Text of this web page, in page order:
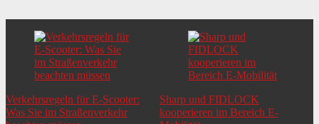
Verkehrsregeln für E-Scooter:
Was Sie im Straßenverkehr
Sharp und FIDLOCK
kooperieren im Bereich E-